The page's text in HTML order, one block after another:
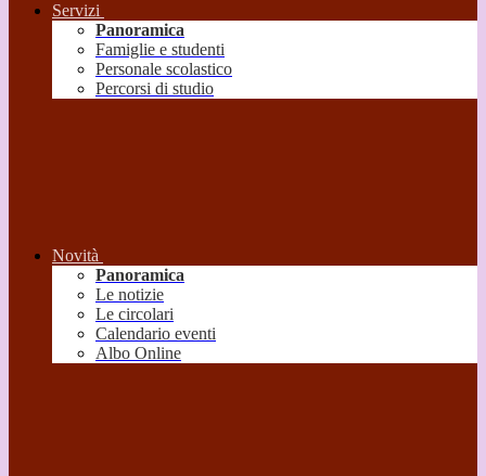
Servizi
Panoramica
Famiglie e studenti
Personale scolastico
Percorsi di studio
Novità
Panoramica
Le notizie
Le circolari
Calendario eventi
Albo Online